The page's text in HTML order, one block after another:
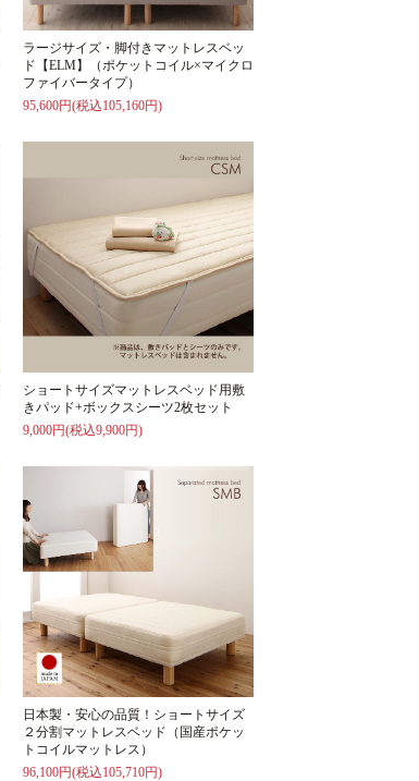
ラージサイズ・脚付きマットレスベッ
ド【ELM】（ポケットコイル×マイクロ
ファイバータイプ）
95,600円(税込105,160円)
ショートサイズマットレスベッド用敷
きパッド+ボックスシーツ2枚セット
9,000円(税込9,900円)
日本製・安心の品質！ショートサイズ
２分割マットレスベッド（国産ポケッ
トコイルマットレス）
96,100円(税込105,710円)